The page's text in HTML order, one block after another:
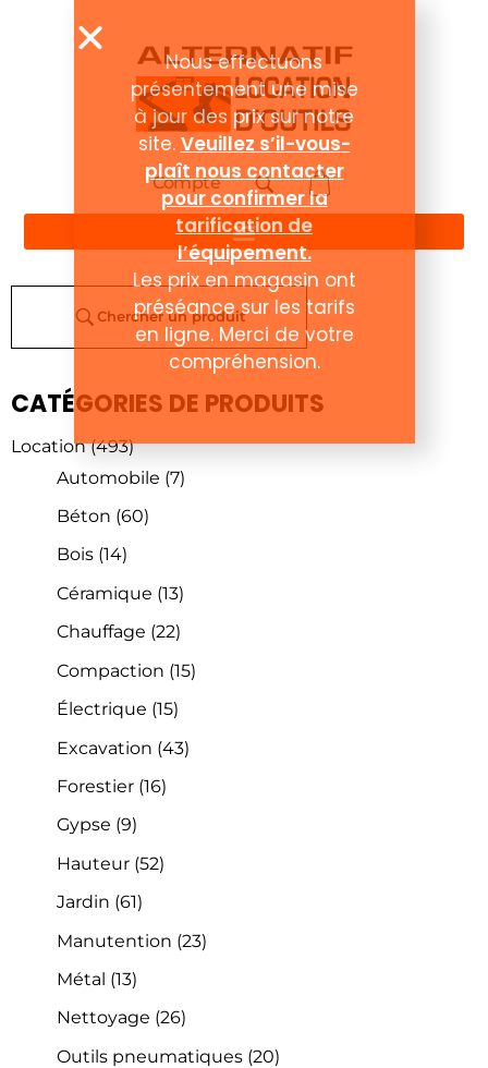
Compte
Chercher un produit
CATÉGORIES DE PRODUITS
Location (493)
Automobile (7)
Béton (60)
Bois (14)
Céramique (13)
Chauffage (22)
Compaction (15)
Électrique (15)
Excavation (43)
Forestier (16)
Gypse (9)
Hauteur (52)
Jardin (61)
Manutention (23)
Métal (13)
Nettoyage (26)
Outils pneumatiques (20)